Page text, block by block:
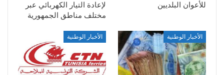
للأعوان البلديين
لإعادة التيار الكهربائي عبر
مختلف مناطق الجمهورية
الأخبار الوطنية الأخبار الوطنية